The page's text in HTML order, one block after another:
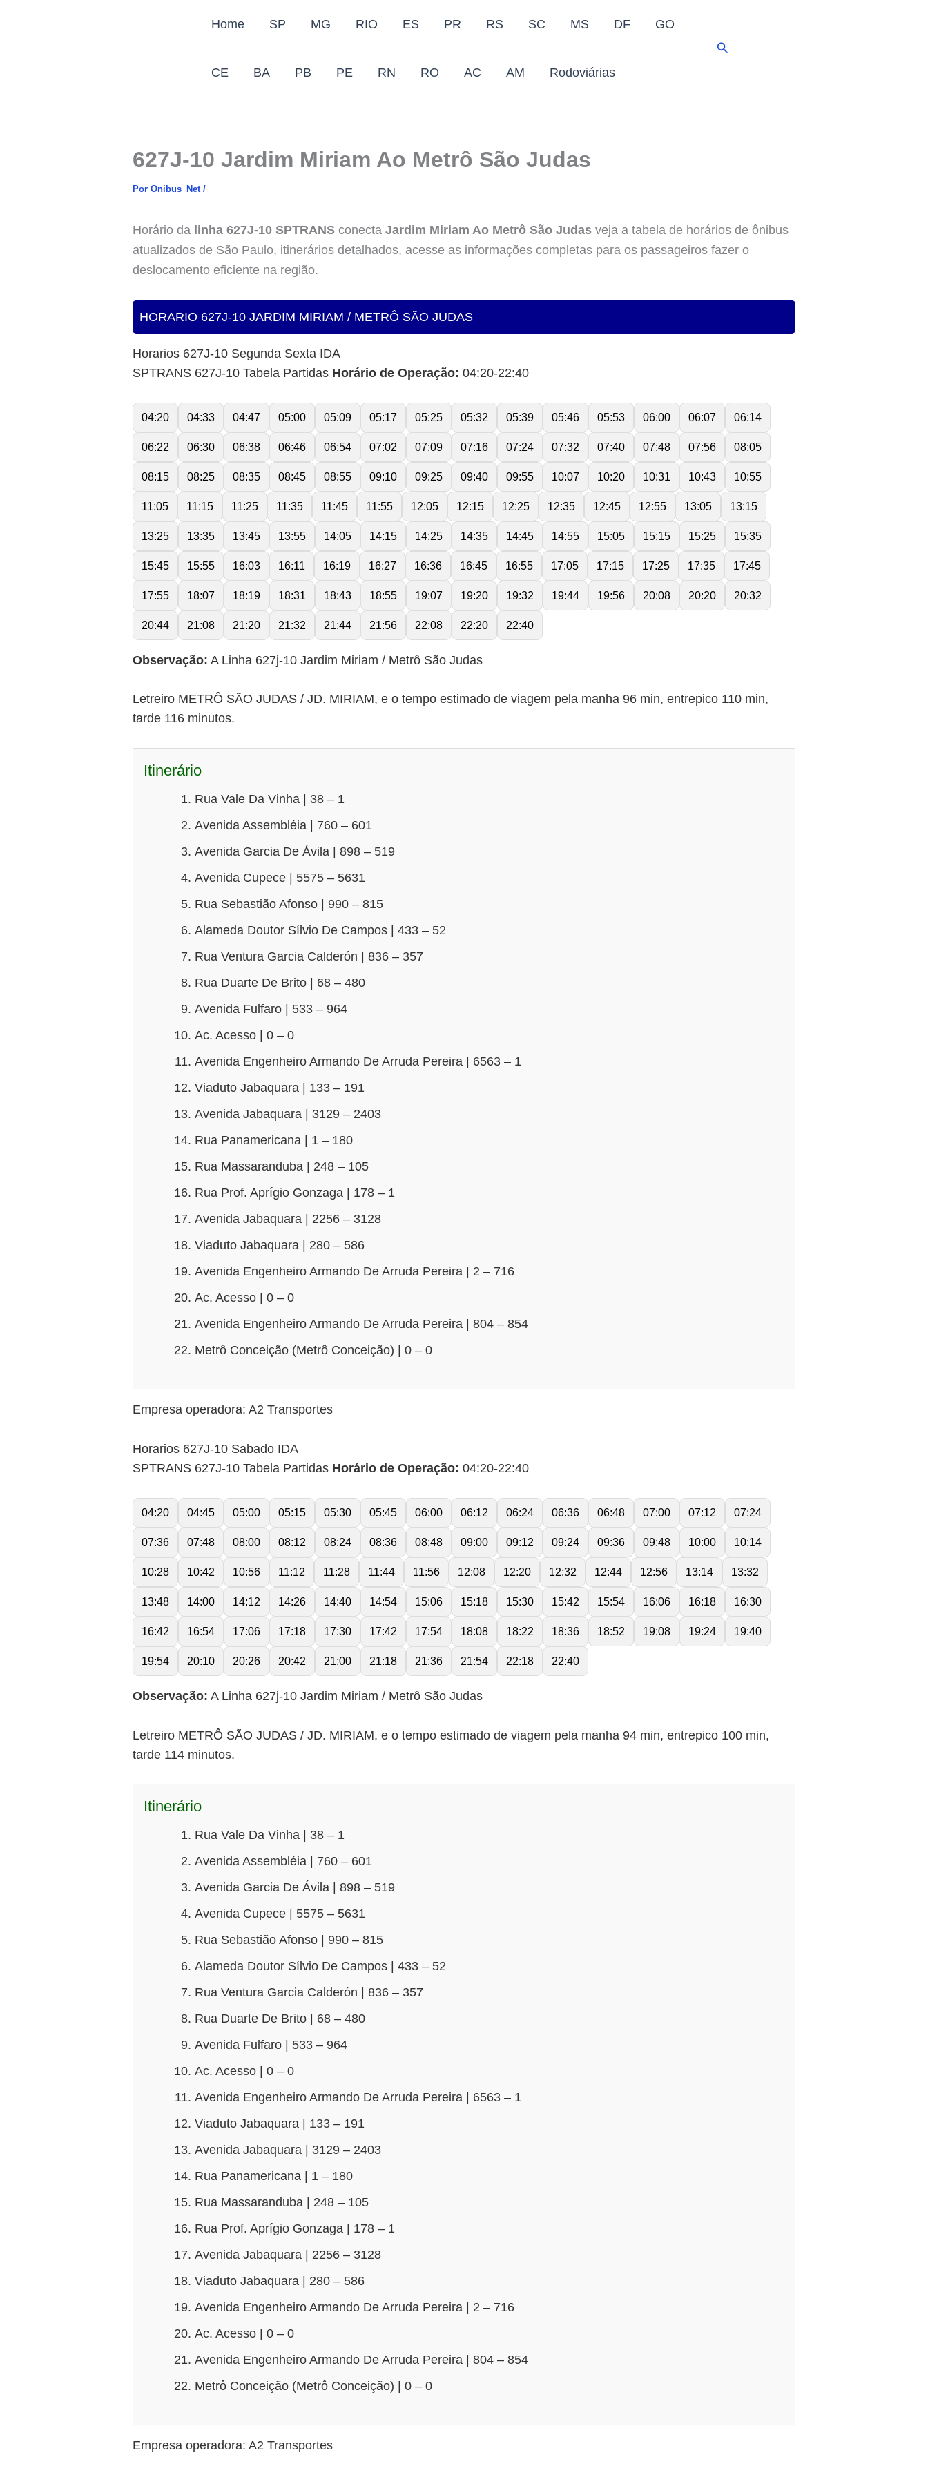
Home SP MG RIO ES PR RS SC MS DF GO
CE BA PB PE RN RO AC AM Rodoviárias
Pesquisar
627J-10 Jardim Miriam Ao Metrô São Judas
Por Onibus_Net /
Horário da linha 627J-10 SPTRANS conecta Jardim Miriam Ao Metrô São Judas veja a tabela de horários de ônibus
atualizados de São Paulo, itinerários detalhados, acesse as informações completas para os passageiros fazer o
deslocamento eficiente na região.
HORARIO 627J-10 JARDIM MIRIAM / METRÔ SÃO JUDAS
Horarios 627J-10 Segunda Sexta IDA
SPTRANS 627J-10 Tabela Partidas Horário de Operação: 04:20-22:40
04:20 04:33 04:47 05:00 05:09 05:17 05:25 05:32 05:39 05:46 05:53 06:00 06:07 06:14
06:22 06:30 06:38 06:46 06:54 07:02 07:09 07:16 07:24 07:32 07:40 07:48 07:56 08:05
08:15 08:25 08:35 08:45 08:55 09:10 09:25 09:40 09:55 10:07 10:20 10:31 10:43 10:55
11:05 11:15 11:25 11:35 11:45 11:55 12:05 12:15 12:25 12:35 12:45 12:55 13:05 13:15
13:25 13:35 13:45 13:55 14:05 14:15 14:25 14:35 14:45 14:55 15:05 15:15 15:25 15:35
15:45 15:55 16:03 16:11 16:19 16:27 16:36 16:45 16:55 17:05 17:15 17:25 17:35 17:45
17:55 18:07 18:19 18:31 18:43 18:55 19:07 19:20 19:32 19:44 19:56 20:08 20:20 20:32
20:44 21:08 21:20 21:32 21:44 21:56 22:08 22:20 22:40
Observação: A Linha 627j-10 Jardim Miriam / Metrô São Judas
Letreiro METRÔ SÃO JUDAS / JD. MIRIAM, e o tempo estimado de viagem pela manha 96 min, entrepico 110 min,
tarde 116 minutos.
Itinerário
Rua Vale Da Vinha | 38 – 1
Avenida Assembléia | 760 – 601
Avenida Garcia De Ávila | 898 – 519
Avenida Cupece | 5575 – 5631
Rua Sebastião Afonso | 990 – 815
Alameda Doutor Sílvio De Campos | 433 – 52
Rua Ventura Garcia Calderón | 836 – 357
Rua Duarte De Brito | 68 – 480
Avenida Fulfaro | 533 – 964
Ac. Acesso | 0 – 0
Avenida Engenheiro Armando De Arruda Pereira | 6563 – 1
Viaduto Jabaquara | 133 – 191
Avenida Jabaquara | 3129 – 2403
Rua Panamericana | 1 – 180
Rua Massaranduba | 248 – 105
Rua Prof. Aprígio Gonzaga | 178 – 1
Avenida Jabaquara | 2256 – 3128
Viaduto Jabaquara | 280 – 586
Avenida Engenheiro Armando De Arruda Pereira | 2 – 716
Ac. Acesso | 0 – 0
Avenida Engenheiro Armando De Arruda Pereira | 804 – 854
Metrô Conceição (Metrô Conceição) | 0 – 0
Empresa operadora: A2 Transportes
Horarios 627J-10 Sabado IDA
SPTRANS 627J-10 Tabela Partidas Horário de Operação: 04:20-22:40
04:20 04:45 05:00 05:15 05:30 05:45 06:00 06:12 06:24 06:36 06:48 07:00 07:12 07:24
07:36 07:48 08:00 08:12 08:24 08:36 08:48 09:00 09:12 09:24 09:36 09:48 10:00 10:14
10:28 10:42 10:56 11:12 11:28 11:44 11:56 12:08 12:20 12:32 12:44 12:56 13:14 13:32
13:48 14:00 14:12 14:26 14:40 14:54 15:06 15:18 15:30 15:42 15:54 16:06 16:18 16:30
16:42 16:54 17:06 17:18 17:30 17:42 17:54 18:08 18:22 18:36 18:52 19:08 19:24 19:40
19:54 20:10 20:26 20:42 21:00 21:18 21:36 21:54 22:18 22:40
Observação: A Linha 627j-10 Jardim Miriam / Metrô São Judas
Letreiro METRÔ SÃO JUDAS / JD. MIRIAM, e o tempo estimado de viagem pela manha 94 min, entrepico 100 min,
tarde 114 minutos.
Itinerário
Rua Vale Da Vinha | 38 – 1
Avenida Assembléia | 760 – 601
Avenida Garcia De Ávila | 898 – 519
Avenida Cupece | 5575 – 5631
Rua Sebastião Afonso | 990 – 815
Alameda Doutor Sílvio De Campos | 433 – 52
Rua Ventura Garcia Calderón | 836 – 357
Rua Duarte De Brito | 68 – 480
Avenida Fulfaro | 533 – 964
Ac. Acesso | 0 – 0
Avenida Engenheiro Armando De Arruda Pereira | 6563 – 1
Viaduto Jabaquara | 133 – 191
Avenida Jabaquara | 3129 – 2403
Rua Panamericana | 1 – 180
Rua Massaranduba | 248 – 105
Rua Prof. Aprígio Gonzaga | 178 – 1
Avenida Jabaquara | 2256 – 3128
Viaduto Jabaquara | 280 – 586
Avenida Engenheiro Armando De Arruda Pereira | 2 – 716
Ac. Acesso | 0 – 0
Avenida Engenheiro Armando De Arruda Pereira | 804 – 854
Metrô Conceição (Metrô Conceição) | 0 – 0
Empresa operadora: A2 Transportes